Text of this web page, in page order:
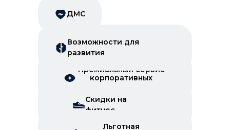
ДМС
Премиальный сервис
корпоративных
Скидки на
фитнес
Льготная
Возможности для
развития